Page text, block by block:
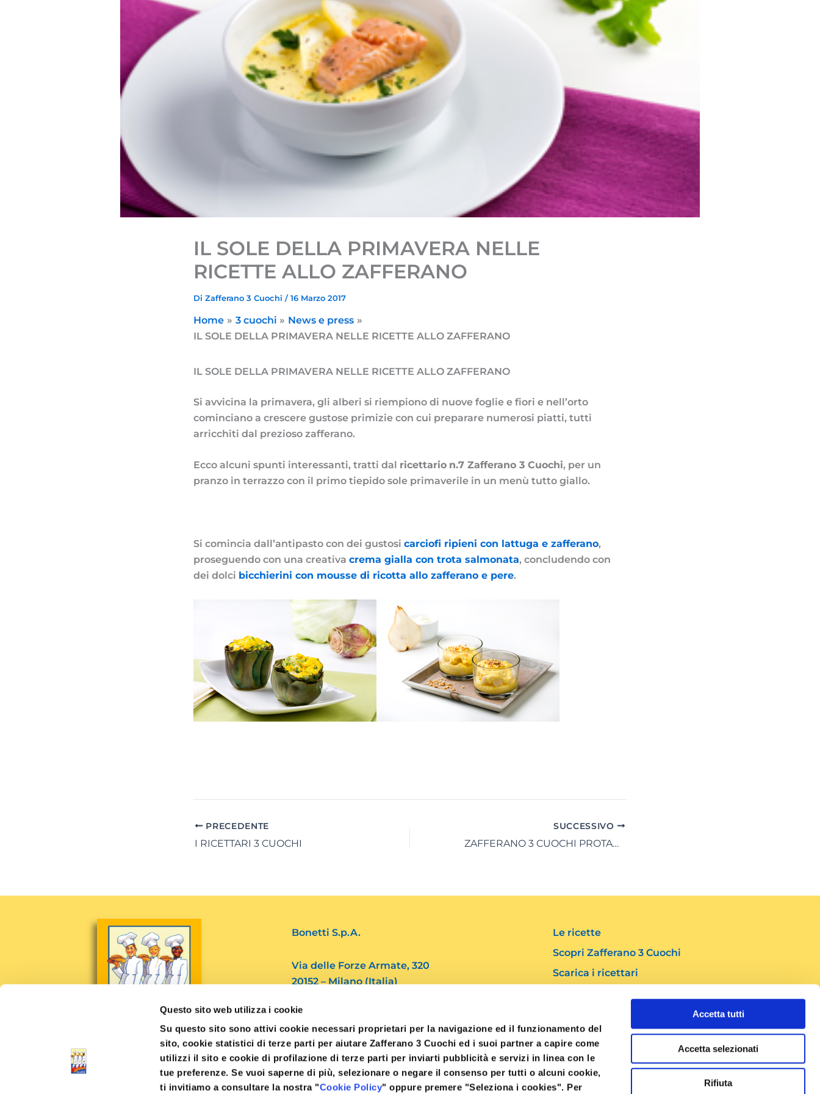
Questo sito web utilizza i cookie
Su questo sito sono attivi cookie necessari proprietari per la navigazione ed il funzionamento del
sito, cookie statistici di terze parti per aiutare Zafferano 3 Cuochi ed i suoi partner a capire come
utilizzi il sito e cookie di profilazione di terze parti per inviarti pubblicità e servizi in linea con le
tue preferenze. Se vuoi saperne di più, selezionare o negare il consenso per tutti o alcuni cookie,
ti invitiamo a consultare la nostra "Cookie Policy" oppure premere "Seleziona i cookies". Per
Accetta tutti
Accetta selezionati
Rifiuta
IL SOLE DELLA PRIMAVERA NELLE
RICETTE ALLO ZAFFERANO
Di Zafferano 3 Cuochi /16 Marzo 2017
Home 3 cuochi
News e press
IL SOLE DELLA PRIMAVERA NELLE RICETTE ALLO ZAFFERANO
IL SOLE DELLA PRIMAVERA NELLE RICETTE ALLO ZAFFERANO
Si avvicina la primavera, gli alberi si riempiono di nuove foglie e fiori e nell’orto
cominciano a crescere gustose primizie con cui preparare numerosi piatti, tutti
arricchiti dal prezioso zafferano.
Ecco alcuni spunti interessanti, tratti dal ricettario n.7 Zafferano 3 Cuochi, per un
pranzo in terrazzo con il primo tiepido sole primaverile in un menù tutto giallo.
Si comincia dall’antipasto con dei gustosi carciofi ripieni con lattuga e zafferano,
proseguendo con una creativa crema gialla con trota salmonata, concludendo con
dei dolci bicchierini con mousse di ricotta allo zafferano e pere.
PRECEDENTE
I RICETTARI 3 CUOCHI
SUCCESSIVO
ZAFFERANO 3 CUOCHI PROTAGONISTA A #SAPOREINLOMBARDIA
Bonetti S.p.A.
Via delle Forze Armate, 320
20152 – Milano (Italia)
Tel. 39.02 4562082
Fax. 39.02 48910769
info@3cuochi.it
Le ricette
Scopri Zafferano 3 Cuochi
Scarica i ricettari
Social
F
a
c
e
Y
u